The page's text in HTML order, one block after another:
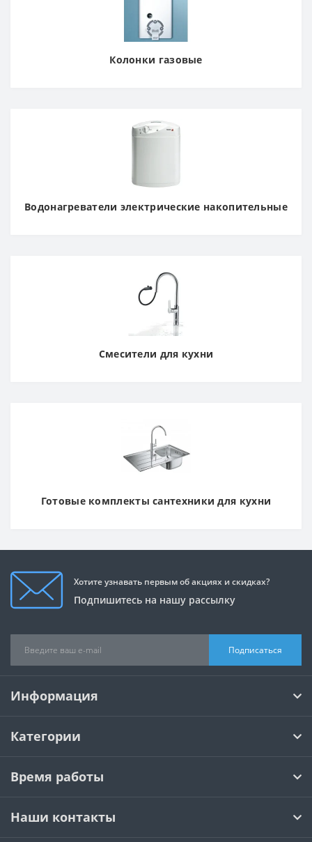
Колонки газовые
Водонагреватели электрические накопительные
Смесители для кухни
Готовые комплекты сантехники для кухни
Хотите узнавать первым об акциях и скидках?
Подпишитесь на нашу рассылку
Подписаться
Информация
Категории
Время работы
Наши контакты